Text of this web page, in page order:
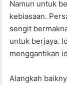
Namun untuk
kebiasaan.
sengit
untuk berjaya.
menggantikan
Alangkah